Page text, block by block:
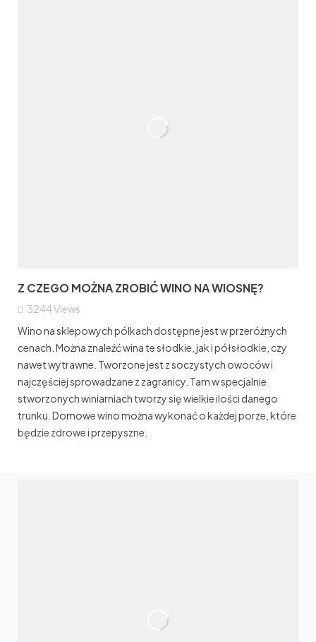
Z CZEGO MOŻNA ZROBIĆ WINO NA WIOSNĘ?
3244Views
Wino na sklepowych pólkach dostępne jest w przeróżnych
cenach. Można znaleźć wina te słodkie, jak i półsłodkie, czy
nawet wytrawne. Tworzone jest z soczystych owoców i
najczęściej sprowadzane z zagranicy. Tam w specjalnie
stworzonych winiarniach tworzy się wielkie ilości danego
trunku. Domowe wino można wykonać o każdej porze, które
będzie zdrowe i przepyszne.